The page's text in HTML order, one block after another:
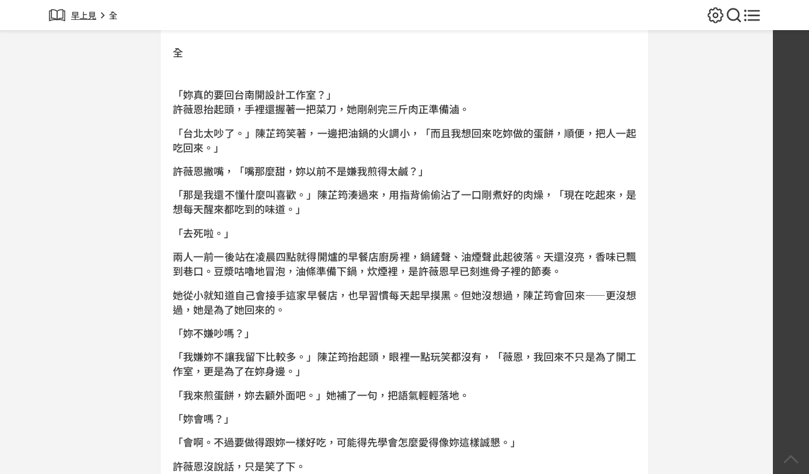
早上見 chevron_right 全
全
「妳真的要回台南開設計工作室？」
許薇恩抬起頭，手裡還握著一把菜刀，她剛剁完三斤肉正準備滷。
「台北太吵了。」陳芷筠笑著，一邊把油鍋的火調小，「而且我想回來吃妳做的蛋餅，順便，把人一起
吃回來。」
許薇恩撇嘴，「嘴那麼甜，妳以前不是嫌我煎得太鹹？」
「那是我還不懂什麼叫喜歡。」陳芷筠湊過來，用指背偷偷沾了一口剛煮好的肉燥，「現在吃起來，是
想每天醒來都吃到的味道。」
「去死啦。」
兩人一前一後站在凌晨四點就得開爐的早餐店廚房裡，鍋鏟聲、油煙聲此起彼落。天還沒亮，香味已飄
到巷口。豆漿咕嚕地冒泡，油條準備下鍋，炊煙裡，是許薇恩早已刻進骨子裡的節奏。
她從小就知道自己會接手這家早餐店，也早習慣每天起早摸黑。但她沒想過，陳芷筠會回來——更沒想
過，她是為了她回來的。
「妳不嫌吵嗎？」
「我嫌妳不讓我留下比較多。」陳芷筠抬起頭，眼裡一點玩笑都沒有，「薇恩，我回來不只是為了開工
作室，更是為了在妳身邊。」
「我來煎蛋餅，妳去顧外面吧。」她補了一句，把語氣輕輕落地。
「妳會嗎？」
「會啊。不過要做得跟妳一樣好吃，可能得先學會怎麼愛得像妳這樣誠懇。」
許薇恩沒說話，只是笑了下。